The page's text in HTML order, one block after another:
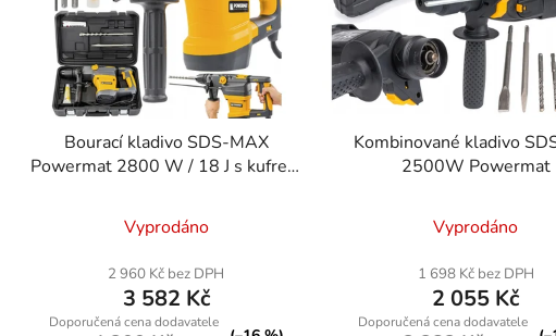
Bourací kladivo SDS-MAX
Powermat 2800 W / 18 J s kufrem
Vyprodáno
2 960 Kč bez DPH
3 582 Kč
Kombinované kladivo
2500W Powermat
Vyprodáno
1 698 Kč bez DPH
2 055 Kč